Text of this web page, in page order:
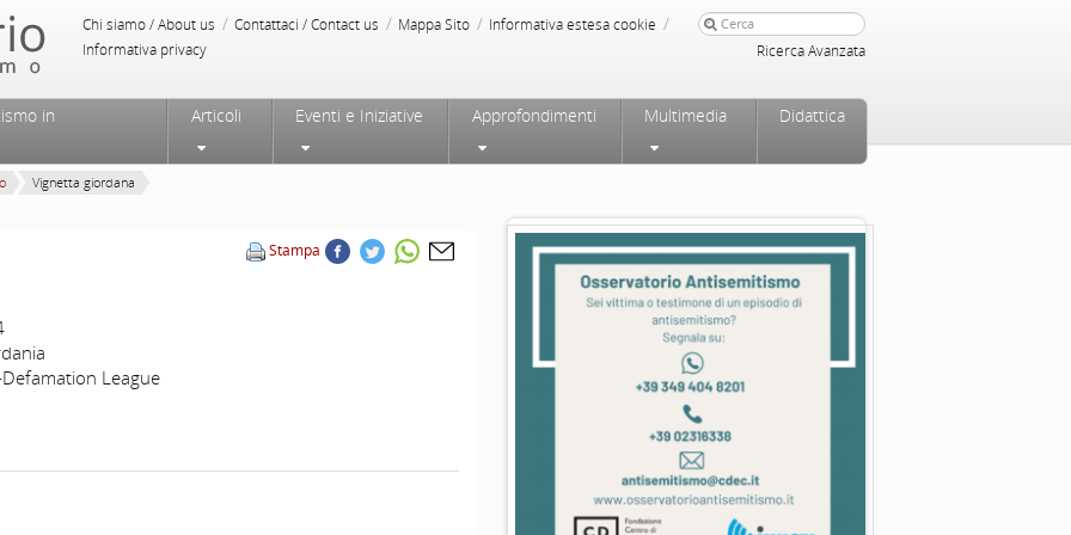
Chi siamo / About us / Contattaci / Contact us / Mappa Sito / Informativa estesa cookie /
Informativa privacy Ricerca Avanzata
in
Articoli Eventi e Iniziative Approfondimenti Multimedia Didattica
Vignetta giordana
Stampa
League